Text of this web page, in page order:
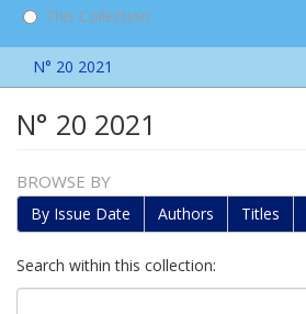
This Collection
N° 20 2021
N° 20 2021
BROWSE BY
By Issue Date Authors Titles
Search within this collection: